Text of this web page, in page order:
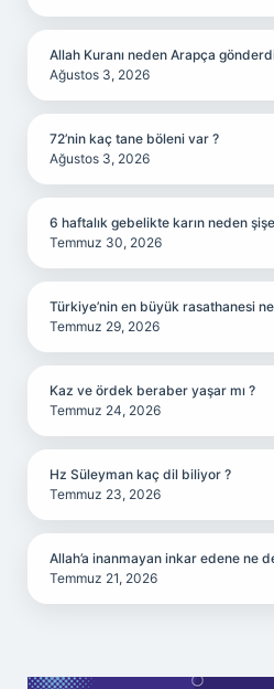
Allah Kuranı neden Arapça
Ağustos 3, 2026
72’nin kaç tane böleni var ?
Ağustos 3, 2026
6 haftalık gebelikte karın neden
Temmuz 30, 2026
Türkiye’nin en büyük rasathanesi
Temmuz 29, 2026
Kaz ve ördek beraber yaşar mı ?
Temmuz 24, 2026
Hz Süleyman kaç dil biliyor ?
Temmuz 23, 2026
Allah’a inanmayan inkar edene ne
Temmuz 21, 2026